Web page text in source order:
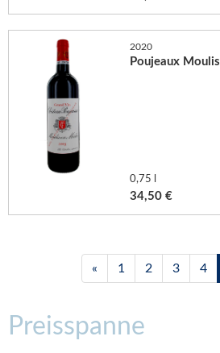
2020
Poujeaux Moulis
0,75 l
34,50 €
« 1 2 3 4
Preisspanne